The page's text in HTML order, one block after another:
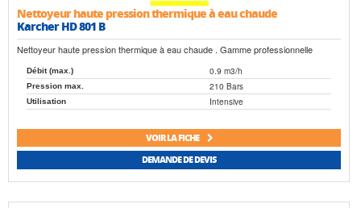
Nettoyeur haute pression thermique à eau chaude
Karcher HD 801 B
Nettoyeur haute pression thermique à eau chaude . Gamme professionnelle
Débit (max.) 0.9 m3/h
Pression max. 210 Bars
Utilisation Intensive
VOIR LA FICHE
DEMANDE DE DEVIS